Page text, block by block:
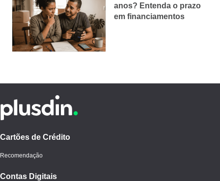
anos? Entenda o prazo
em financiamentos
Cartões de Crédito
Recomendação
Contas Digitais